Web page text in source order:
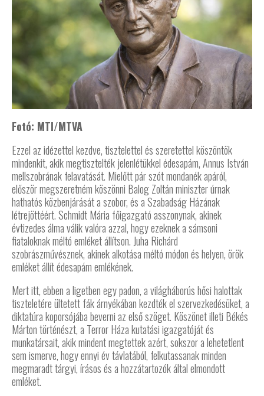
Fotó: MTI/MTVA
Ezzel az idézettel kezdve, tisztelettel és szeretettel köszöntök
mindenkit, akik megtisztelték jelenlétükkel édesapám, Annus István
mellszobrának felavatását. Mielőtt pár szót mondanék apáról,
először megszeretném köszönni Balog Zoltán miniszter úrnak
hathatós közbenjárását a szobor, és a Szabadság Házának
létrejöttéért. Schmidt Mária főigazgató asszonynak, akinek
évtizedes álma válik valóra azzal, hogy ezeknek a sámsoni
fiataloknak méltó emléket állítson. Juha Richárd
szobrászművésznek, akinek alkotása méltó módon és helyen, örök
emléket állít édesapám emlékének.
Mert itt, ebben a ligetben egy padon, a világháborús hősi halottak
tiszteletére ültetett fák árnyékában kezdték el szervezkedésüket, a
diktatúra koporsójába beverni az első szöget. Köszönet illeti Békés
Márton történészt, a Terror Háza kutatási igazgatóját és
munkatársait, akik mindent megtettek azért, sokszor a lehetetlent
sem ismerve, hogy ennyi év távlatából, felkutassanak minden
megmaradt tárgyi, írásos és a hozzátartozók által elmondott
emléket.